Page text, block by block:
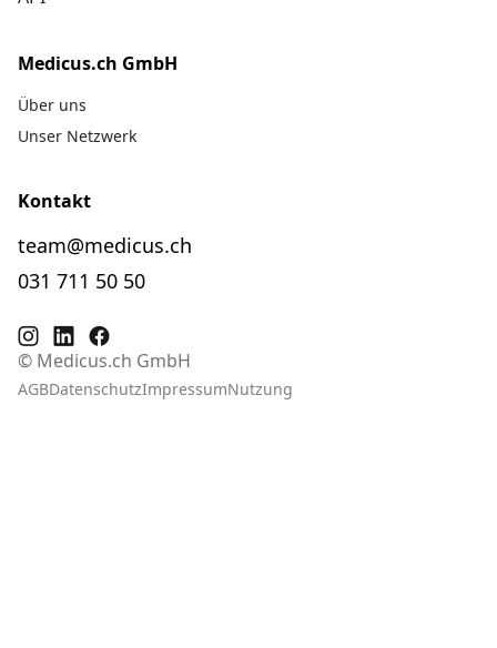
Medicus.ch GmbH
Über uns
Unser Netzwerk
Kontakt
team@medicus.ch
031 711 50 50
© Medicus.ch GmbH
AGBDatenschutzImpressumNutzung